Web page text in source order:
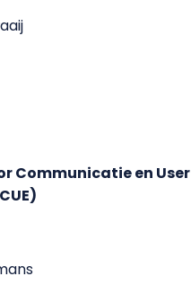
Communicatie en User